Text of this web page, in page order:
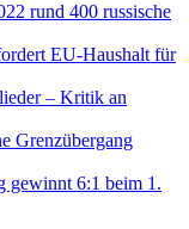
rund 400 russische
EU-Haushalt für
– Kritik an
Grenzübergang
gewinnt 6:1 beim 1.